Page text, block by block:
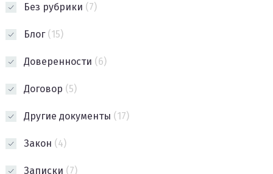
Без рубрики (7)
Блог(15)
Доверенности (6)
Договор (5)
Другие документы (17)
Закон (4)
Записки (7)